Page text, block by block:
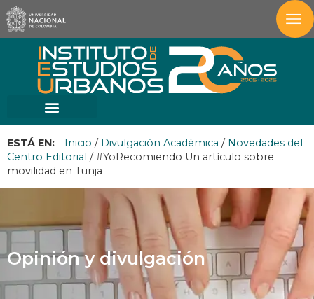
ESTÁ EN: Inicio / Divulgación Académica / Novedades del
Centro Editorial /#YoRecomiendo Un artículo sobre
movilidad en Tunja
Opinión y divulgación